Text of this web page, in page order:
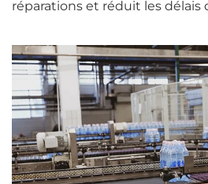
réparations et réduit les délais